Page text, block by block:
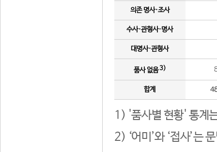
의존 명사·조사
수사·관형사·명사
대명사·관형사
품사 없음3)
합계
1) '품사별 현황' 통계
2) ‘어미’와 ‘접사’는